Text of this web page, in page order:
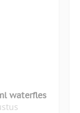
waterfles